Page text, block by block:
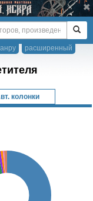
расширенный
колонки